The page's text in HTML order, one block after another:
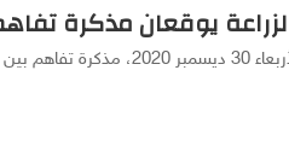
يوقعان مذكرة
وقعت وزارة الرياضة ووزارة البيئة والمياه والزراعة اليوم الأربعاء 30